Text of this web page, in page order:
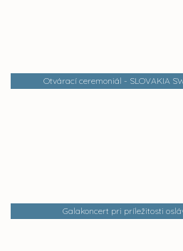
Otvárací ceremoniál - SLOVAKIA
Galakoncert pri príležitosti